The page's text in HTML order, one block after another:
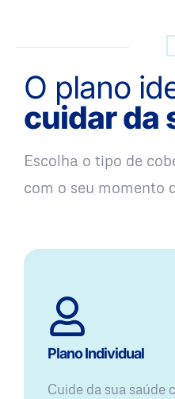
O plano
cuidar da
Escolha o tipo de
com o seu momento
Plano Individual
Cuide da sua saúde